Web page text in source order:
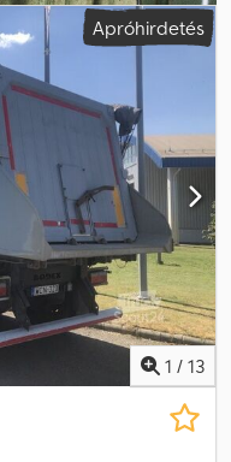
csomagotApróhirdetés
1 / 13